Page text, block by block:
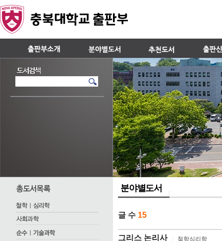
분야별도서
글 수 15
그리스 논리사 철학심리학